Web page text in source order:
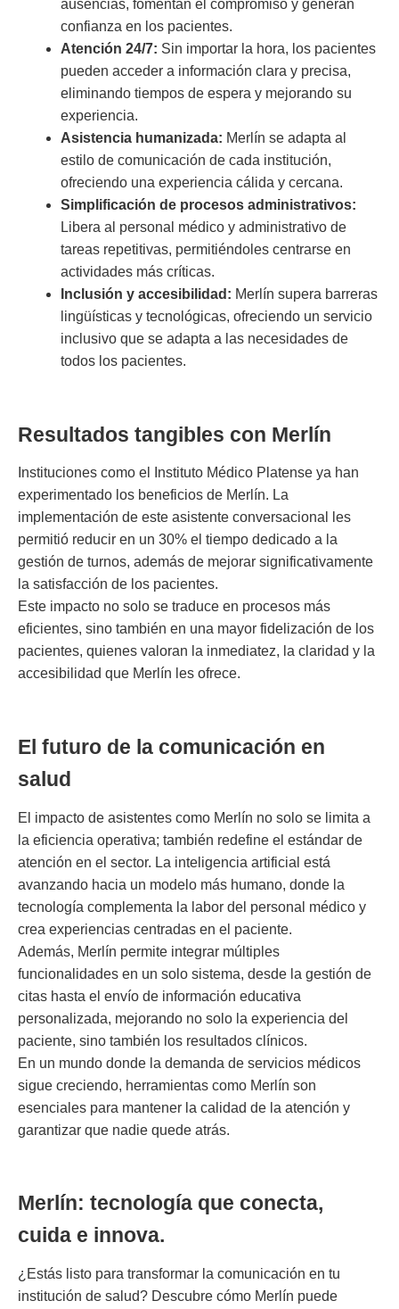
ausencias, fomentan el compromiso y generan
confianza en los pacientes.
Atención 24/7: Sin importar la hora, los pacientes
pueden acceder a información clara y precisa,
eliminando tiempos de espera y mejorando su
experiencia.
Asistencia humanizada: Merlín se adapta al
estilo de comunicación de cada institución,
ofreciendo una experiencia cálida y cercana.
Simplificación de procesos administrativos:
Libera al personal médico y administrativo de
tareas repetitivas, permitiéndoles centrarse en
actividades más críticas.
Inclusión y accesibilidad: Merlín supera barreras
lingüísticas y tecnológicas, ofreciendo un servicio
inclusivo que se adapta a las necesidades de
todos los pacientes.
Resultados tangibles con Merlín
Instituciones como el Instituto Médico Platense ya han
experimentado los beneficios de Merlín. La
implementación de este asistente conversacional les
permitió reducir en un 30% el tiempo dedicado a la
gestión de turnos, además de mejorar significativamente
la satisfacción de los pacientes.
Este impacto no solo se traduce en procesos más
eficientes, sino también en una mayor fidelización de los
pacientes, quienes valoran la inmediatez, la claridad y la
accesibilidad que Merlín les ofrece.
El futuro de la comunicación en
salud
El impacto de asistentes como Merlín no solo se limita a
la eficiencia operativa; también redefine el estándar de
atención en el sector. La inteligencia artificial está
avanzando hacia un modelo más humano, donde la
tecnología complementa la labor del personal médico y
crea experiencias centradas en el paciente.
Además, Merlín permite integrar múltiples
funcionalidades en un solo sistema, desde la gestión de
citas hasta el envío de información educativa
personalizada, mejorando no solo la experiencia del
paciente, sino también los resultados clínicos.
En un mundo donde la demanda de servicios médicos
sigue creciendo, herramientas como Merlín son
esenciales para mantener la calidad de la atención y
garantizar que nadie quede atrás.
Merlín: tecnología que conecta,
cuida e innova.
¿Estás listo para transformar la comunicación en tu
institución de salud? Descubre cómo Merlín puede